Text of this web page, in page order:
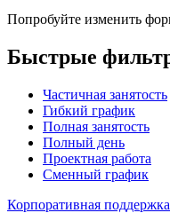
Попробуйте изменить
Быстрые
Частичная занятость
Гибкий график
Полная занятость
Полный день
Проектная работа
Сменный график
Корпоративная